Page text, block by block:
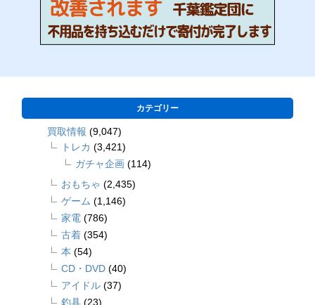
カテゴリー
買取情報 (9,047)
トレカ (3,421)
ガチャ企画 (114)
おもちゃ (2,435)
ゲーム (1,146)
家電 (786)
古着 (354)
本 (54)
CD・DVD (40)
アイドル (37)
釣具 (23)